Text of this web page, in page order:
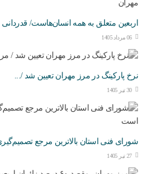
اربعین متعلق به همه انسان‌هاست/ قدردانی
06 مرداد 1405
نرخ پارکینگ در مرز مهران تعیین شد /...
30 تیر 1405
شورای فنی استان بالاترین مرجع
27 تیر 1405